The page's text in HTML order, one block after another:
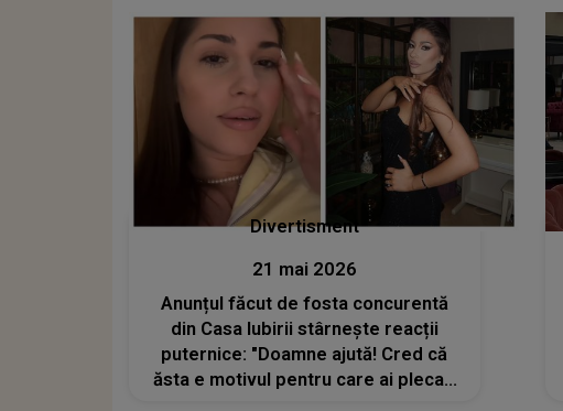
așteptam la asta. Trebuie să..."
Divertisment
21 mai 2026
Anunțul făcut de fosta concurentă
din Casa Iubirii stârnește reacții
puternice: "Doamne ajută! Cred că
ăsta e motivul pentru care ai plecat.